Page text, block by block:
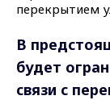
В
будет
связи с